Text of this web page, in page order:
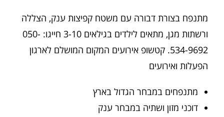
מתנפח בצורת דבורה עם משטח קפיצות ענק, הצללה
ורשתות מגן, מתאים לילדים בגילאים 3-10 חייגו: 050-
534-9692. קטשופ אירועים המקום המושלם לארגון
הפעלות ואירועים
מתנפחים במבחר הגדול בארץ
דוכני מזון ושתיה במבחר ענק